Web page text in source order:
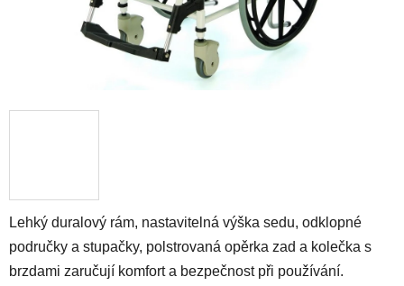
Lehký duralový rám, nastavitelná výška sedu, odklopné
područky a stupačky, polstrovaná opěrka zad a kolečka s
brzdami zaručují komfort a bezpečnost při používání.